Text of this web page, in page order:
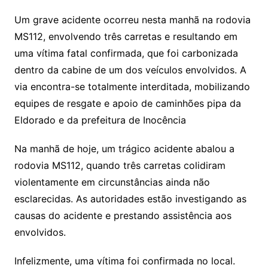
Um grave acidente ocorreu nesta manhã na rodovia
MS112, envolvendo três carretas e resultando em
uma vítima fatal confirmada, que foi carbonizada
dentro da cabine de um dos veículos envolvidos. A
via encontra-se totalmente interditada, mobilizando
equipes de resgate e apoio de caminhões pipa da
Eldorado e da prefeitura de Inocência
Na manhã de hoje, um trágico acidente abalou a
rodovia MS112, quando três carretas colidiram
violentamente em circunstâncias ainda não
esclarecidas. As autoridades estão investigando as
causas do acidente e prestando assistência aos
envolvidos.
Infelizmente, uma vítima foi confirmada no local.